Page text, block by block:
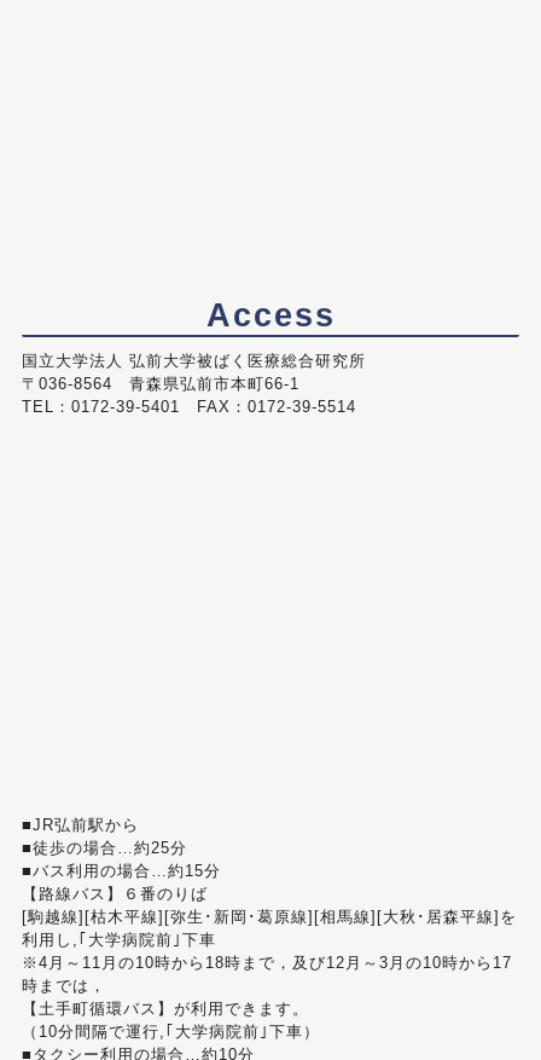
Access
国立大学法人 弘前大学被ばく医療総合研究所
〒036-8564 青森県弘前市本町66-1
TEL：0172-39-5401 FAX：0172-39-5514
■JR弘前駅から
■徒歩の場合…約25分
■バス利用の場合…約15分
【路線バス】６番のりば
[駒越線][枯木平線][弥生･新岡･葛原線][相馬線][大秋･居森平線]を
利用し,｢大学病院前｣下車
※4月～11月の10時から18時まで，及び12月～3月の10時から17
時までは，
【土手町循環バス】が利用できます。
（10分間隔で運行,｢大学病院前｣下車）
■タクシー利用の場合…約10分